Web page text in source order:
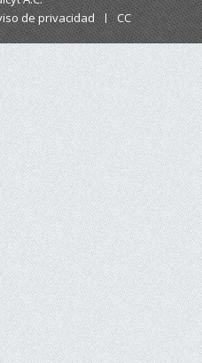
de privacidad CC